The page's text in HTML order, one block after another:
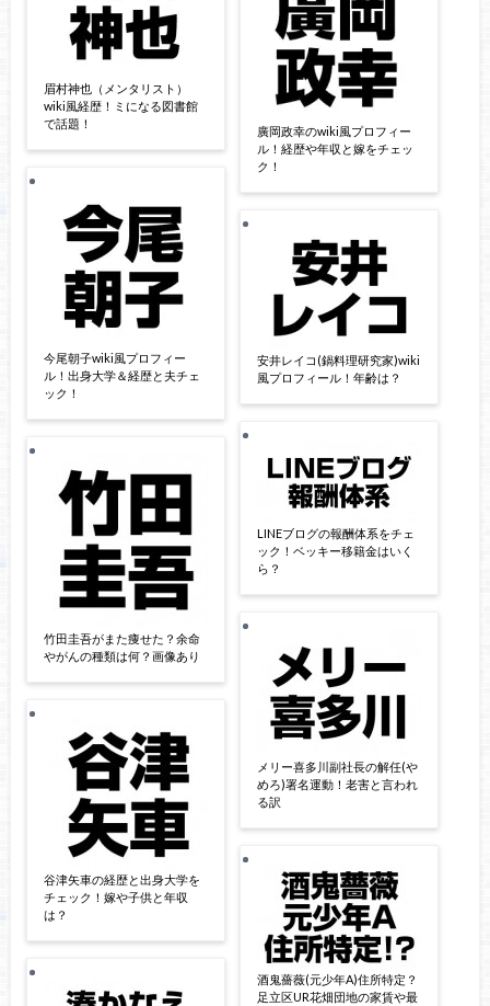
眉村神也（メンタリスト）
wiki風経歴！ミになる図書館
で話題！
今尾朝子wiki風プロフィー
ル！出身大学＆経歴と夫チェ
ック！
竹田圭吾がまた痩せた？余命
やがんの種類は何？画像あり
谷津矢車の経歴と出身大学を
チェック！嫁や子供と年収
は？
廣岡政幸のwiki風プロフィー
ル！経歴や年収と嫁をチェッ
ク！
安井レイコ(鍋料理研究家)wiki
風プロフィール！年齢は？
LINEブログの報酬体系をチェ
ック！ベッキー移籍金はいく
ら？
メリー喜多川副社長の解任(や
めろ)署名運動！老害と言われ
る訳
酒鬼薔薇(元少年A)住所特定？
足立区UR花畑団地の家賃や最